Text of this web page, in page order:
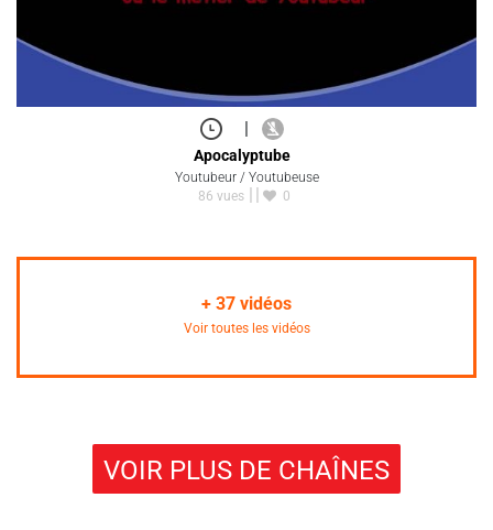
|
Apocalyptube
Youtubeur / Youtubeuse
86 vues
0
+ 37 vidéos
Voir toutes les vidéos
VOIR PLUS DE CHAÎNES